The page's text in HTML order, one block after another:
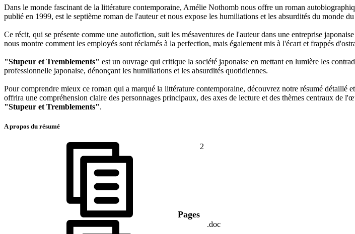
Dans le monde fascinant de la littérature contemporaine, Amélie Nothomb nous offre un roman
publié en 1999, est le septième roman de l'auteur et nous expose les humiliations et les absurdités du monde
Ce récit, qui se présente comme une autofiction, suit les mésaventures de l'auteur dans une entreprise
nous montre comment les employés sont réclamés à la perfection, mais également mis à l'écart et frappés
"Stupeur et Tremblements" est un ouvrage qui critique la société japonaise en mettant en lumière les
professionnelle japonaise, dénonçant les humiliations et les absurdités quotidiennes.
Pour comprendre mieux ce roman qui a marqué la littérature contemporaine, découvrez notre résumé détaillé
offrira une compréhension claire des personnages principaux, des axes de lecture et des thèmes centraux de
"Stupeur et Tremblements".
A propos du résumé
Pages
2
.doc